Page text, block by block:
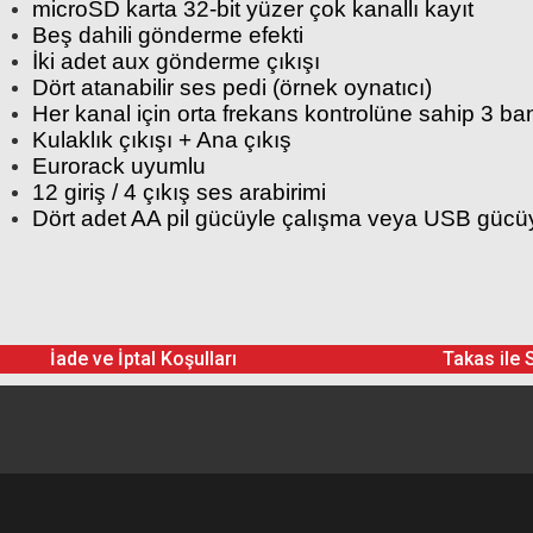
microSD karta 32-bit yüzer çok kanallı kayıt
Beş dahili gönderme efekti
İki adet aux gönderme çıkışı
Dört atanabilir ses pedi (örnek oynatıcı)
Her kanal için orta frekans kontrolüne sahip 3
Kulaklık çıkışı + Ana çıkış
Eurorack uyumlu
12 giriş / 4 çıkış ses arabirimi
Dört adet AA pil gücüyle çalışma veya USB
İade ve İptal Koşulları Takas ile